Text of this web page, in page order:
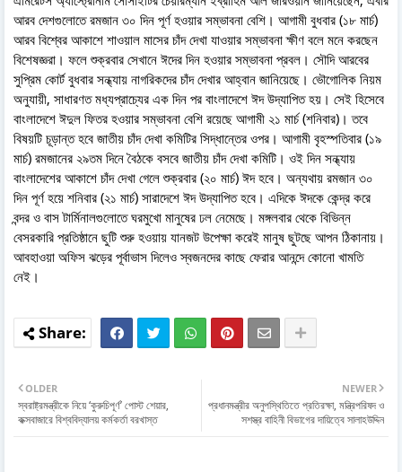
আরব দেশগুলোতে রমজান ৩০ দিন পূর্ণ হওয়ার সম্ভাবনা বেশি। আগামী বুধবার (১৮ মার্চ)
আরব বিশ্বের আকাশে শাওয়াল মাসের চাঁদ দেখা যাওয়ার সম্ভাবনা ক্ষীণ বলে মনে করছেন
বিশেষজ্ঞরা। ফলে শুক্রবার সেখানে ঈদের দিন হওয়ার সম্ভাবনা প্রবল। সৌদি আরবের
সুপ্রিম কোর্ট বুধবার সন্ধ্যায় নাগরিকদের চাঁদ দেখার আহ্বান জানিয়েছে। ভৌগোলিক নিয়ম
অনুযায়ী, সাধারণত মধ্যপ্রাচ্যের এক দিন পর বাংলাদেশে ঈদ উদ্‌যাপিত হয়। সেই হিসেবে
বাংলাদেশে ঈদুল ফিতর হওয়ার সম্ভাবনা বেশি রয়েছে আগামী ২১ মার্চ (শনিবার)। তবে
বিষয়টি চূড়ান্ত হবে জাতীয় চাঁদ দেখা কমিটির সিদ্ধান্তের ওপর। আগামী বৃহস্পতিবার (১৯
মার্চ) রমজানের ২৯তম দিনে বৈঠকে বসবে জাতীয় চাঁদ দেখা কমিটি। ওই দিন সন্ধ্যায়
বাংলাদেশের আকাশে চাঁদ দেখা গেলে শুক্রবার (২০ মার্চ) ঈদ হবে। অন্যথায় রমজান ৩০
দিন পূর্ণ হয়ে শনিবার (২১ মার্চ) সারাদেশে ঈদ উদ্‌যাপিত হবে। এদিকে ঈদকে কেন্দ্র করে
বন্দর ও বাস টার্মিনালগুলোতে ঘরমুখো মানুষের ঢল নেমেছে। মঙ্গলবার থেকে বিভিন্ন
বেসরকারি প্রতিষ্ঠানে ছুটি শুরু হওয়ায় যানজট উপেক্ষা করেই মানুষ ছুটছে আপন ঠিকানায়।
আবহাওয়া অফিস ঝড়ের পূর্বাভাস দিলেও স্বজনদের কাছে ফেরার আনন্দে কোনো খামতি
নেই।
NEWER
প্রধানমন্ত্রীর অনুপস্থিতিতে প্রতিরক্ষা, মন্ত্রিপরিষদ ও
সশস্ত্র বাহিনী বিভাগের দায়িত্বে সালাহউদ্দিন
OLDER
স্বরাষ্ট্রমন্ত্রীকে নিয়ে ‘কুরুচিপূর্ণ’ পোস্ট শেয়ার,
কক্সবাজারে বিশ্ববিদ্যালয় কর্মকর্তা বরখাস্ত